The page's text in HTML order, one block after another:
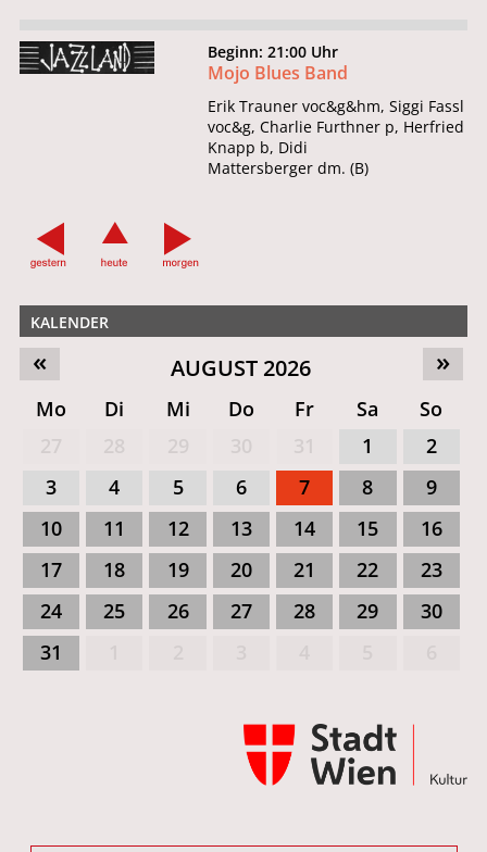
Beginn: 21:00 Uhr
Mojo Blues Band
Erik Trauner voc&g&hm, Siggi Fassl
voc&g, Charlie Furthner p, Herfried
Knapp b, Didi
Mattersberger dm. (B)
KALENDER
»
« AUGUST 2026
Mo Di Mi Do Fr Sa
So
1
2
3
4 5 6 7 8
9
10
11 12 13 14 15
16
17
18 19 20 21 22
23
24
25 26 27 28 29
30
31